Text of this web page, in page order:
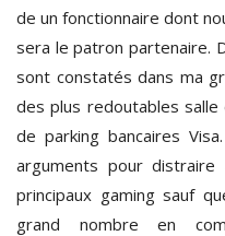
de un fonctionnaire dont
sera le patron partenaire.
sont constatés dans ma
des plus redoutables
de parking bancaires
arguments pour
principaux gaming sauf
grand nombre en